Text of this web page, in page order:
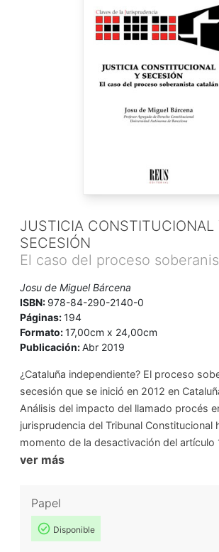
JUSTICIA CONSTITUCIONAL
SECESIÓN
El caso del proceso
Josu de Miguel Bárcena
ISBN: 978-84-290-2140-0
Páginas:194
Formato:17,00cm x 24,00cm
Publicación:Abr 2019
¿Cataluña independiente? El proceso
secesión que se inició en 2012 en
Análisis del impacto del llamado procés
jurisprudencia del Tribunal Constitucional
momento de la desactivación del artículo
ver más
Papel
Disponible